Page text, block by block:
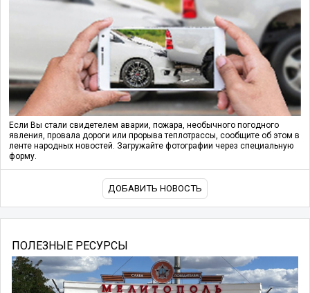
Если Вы стали свидетелем аварии, пожара, необычного погодного
явления, провала дороги или прорыва теплотрассы, сообщите об этом в
ленте народных новостей. Загружайте фотографии через специальную
форму.
ДОБАВИТЬ НОВОСТЬ
ПОЛЕЗНЫЕ РЕСУРСЫ